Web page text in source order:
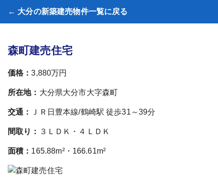
← 大分の新築建売物件一覧に戻る
森町建売住宅
価格：3,880万円
所在地： 大分県大分市大字森町
交通： ＪＲ日豊本線/鶴崎駅 徒歩31～39分
間取り： ３ＬＤＫ・４ＬＤＫ
面積： 165.88m²・166.61m²